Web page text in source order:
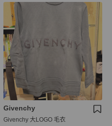
Givenchy
Givenchy 大LOGO 毛衣